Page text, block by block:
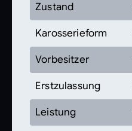
Zustand
Karosserieform
Vorbesitzer
Erstzulassung
Leistung